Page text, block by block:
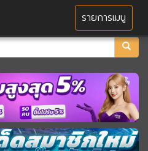
MENU
รายการเมนู